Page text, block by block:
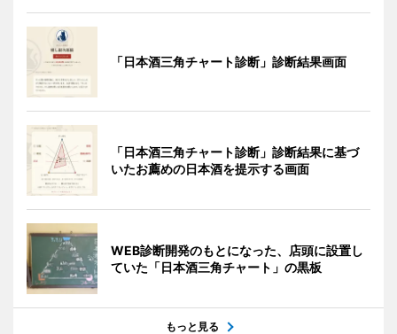
「日本酒三角チャート診断」診断結果画面
「日本酒三角チャート診断」診断結果に基づ
いたお薦めの日本酒を提示する画面
WEB診断開発のもとになった、店頭に設置し
ていた「日本酒三角チャート」の黒板
もっと見る